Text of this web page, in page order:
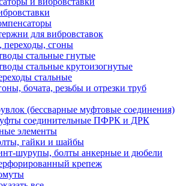
для вибровставок
переходы, сгоны
стальные гнутые
стальные крутоизогнутые
стальные
бочата, резьбы и отрезки труб
(бессварные муфтовые соединения)
соединительные ПФРК и ДРК
элементы
гайки и шайбы
шурупы, болты анкерные и дюбели
крепеж